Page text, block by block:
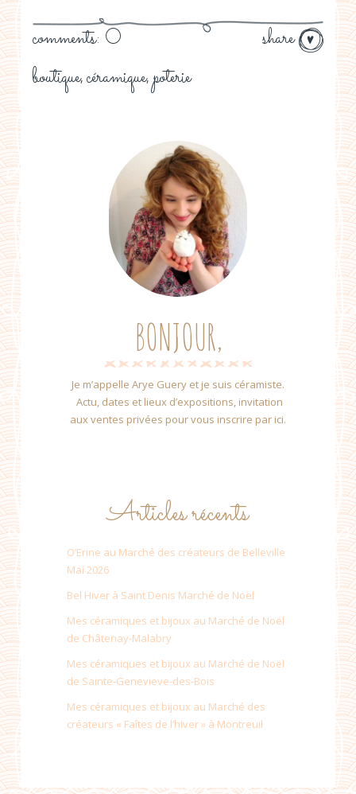
share
comments: 0
boutique, céramique, poterie
BONJOUR,
Je m’appelle Arye Guery et je suis céramiste.
Actu, dates et lieux d’expositions, invitation
aux ventes privées pour vous inscrire par ici.
Articles récents
O’Erine au Marché des créateurs de Belleville
Mai 2026
Bel Hiver à Saint Denis Marché de Noël
Mes céramiques et bijoux au Marché de Noël
de Châtenay-Malabry
Mes céramiques et bijoux au Marché de Noël
de Sainte-Genevieve-des-Bois
Mes céramiques et bijoux au Marché des
créateurs « Faîtes de l’hiver » à Montreuil